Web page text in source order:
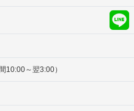
10:00～翌3:00）